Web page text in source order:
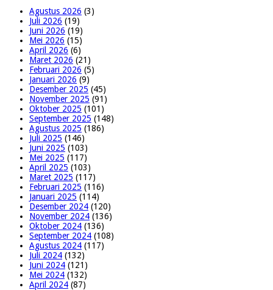
Agustus 2026 (3)
Juli 2026 (19)
Juni 2026 (19)
Mei 2026 (15)
April 2026 (6)
Maret 2026 (21)
Februari 2026 (5)
Januari 2026 (9)
Desember 2025 (45)
November 2025 (91)
Oktober 2025 (101)
September 2025 (148)
Agustus 2025 (186)
Juli 2025 (146)
Juni 2025 (103)
Mei 2025 (117)
April 2025 (103)
Maret 2025 (117)
Februari 2025 (116)
Januari 2025 (114)
Desember 2024 (120)
November 2024 (136)
Oktober 2024 (136)
September 2024 (108)
Agustus 2024 (117)
Juli 2024 (132)
Juni 2024 (121)
Mei 2024 (132)
April 2024 (87)